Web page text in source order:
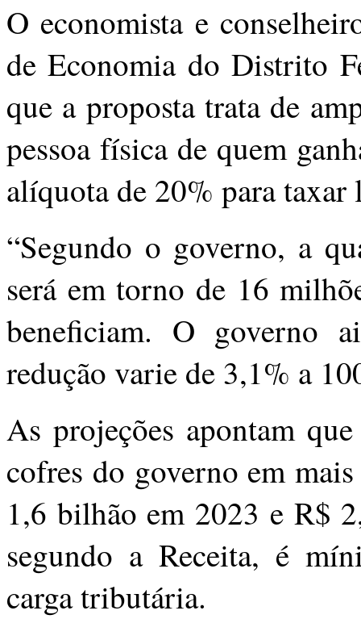
O economista e
de Economia do Distrito
que a proposta trata de
pessoa física de quem
alíquota de 20% para
“Segundo o governo, a
será em torno de 16
beneficiam. O governo
redução varie de 3,1% a
As projeções apontam
cofres do governo em
1,6 bilhão em 2023 e R$
segundo a Receita, é
carga tributária.